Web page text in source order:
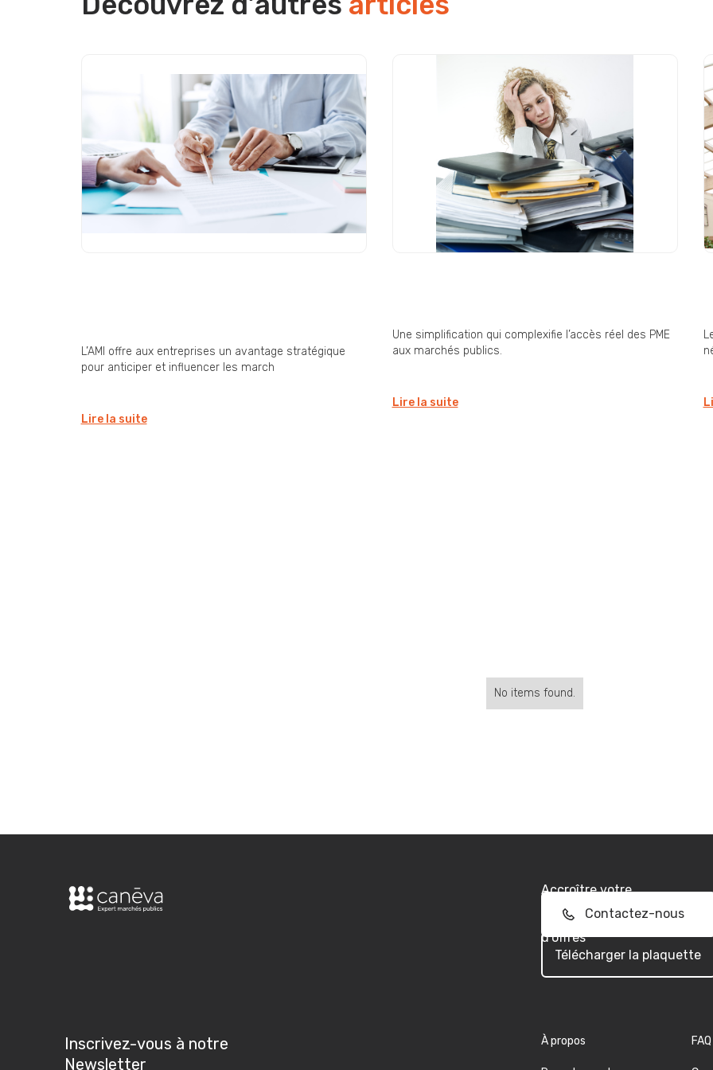
L’AMI offre aux entreprises un avantage stratégique
pour anticiper et influencer les march
Lire la suite
Une simplification qui complexifie l’accès réel des PME
aux marchés publics.
Lire la suite
No items found.
Accroître votre
performance commerciale
dans la réponse aux appels
d'offres
Télécharger la plaquette
Contactez-nous
Inscrivez-vous à notre
Newsletter
À propos FAQ